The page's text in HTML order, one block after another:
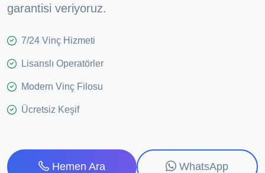
garantisi veriyoruz.
7/24 Vinç Hizmeti
Lisanslı Operatörler
Modern Vinç Filosu
Ücretsiz Keşif
Hemen Ara WhatsApp